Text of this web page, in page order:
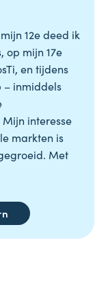
12e deed ik
op mijn 17e
en tijdens
– inmiddels
interesse
markten is
Met